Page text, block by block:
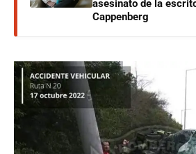
asesinato de la
Cappenberg